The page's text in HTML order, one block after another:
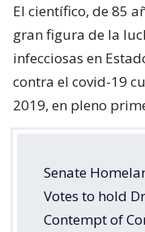
El científico, de 85
gran figura de la
infecciosas en
contra el covid-19
2019, en pleno
Senate
Votes to hold
Contempt of